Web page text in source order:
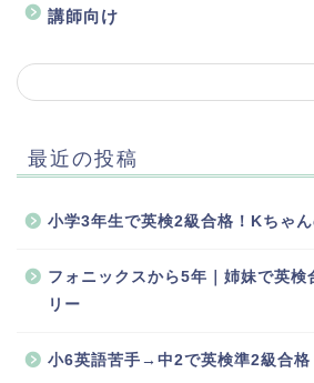
講師向け
最近の投稿
小学3年生で英検2級合格！Kちゃ
フォニックスから5年｜姉妹で英検
リー
小6英語苦手→中2で英検準2級合格